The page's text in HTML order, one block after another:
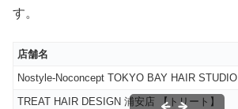
す。
店舗名
Nostyle‐Noconcept TOKYO BAY HAIR STUDIO
TREAT HAIR DESIGN 浦安店 【トリート】